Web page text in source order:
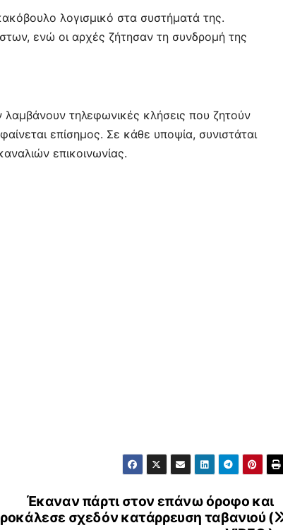
λογισμικό στα συστήματά της.
ενώ οι αρχές ζήτησαν τη συνδρομή της
λαμβάνουν τηλεφωνικές κλήσεις που ζητούν
επίσημος. Σε κάθε υποψία, συνιστάται
επικοινωνίας.
Έκαναν πάρτι στον επάνω όροφο και
σχεδόν κατάρρευση ταβανιού (